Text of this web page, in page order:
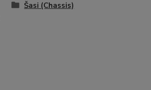
Šasi (Chassis)